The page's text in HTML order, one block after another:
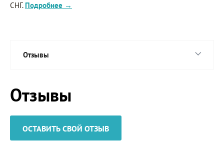
СНГ. Подробнее →
Отзывы
Отзывы
ОСТАВИТЬ СВОЙ ОТЗЫВ